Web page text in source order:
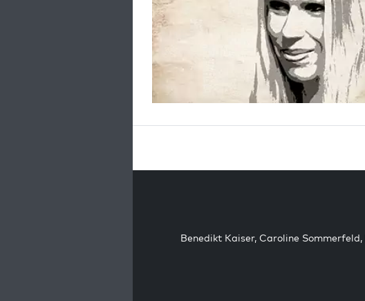
Benedikt Kaiser, Caroline Sommerfeld,